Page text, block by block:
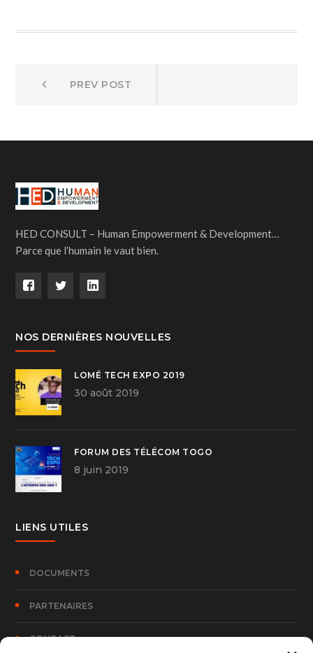
Navigation
l’article
PREV POST
HED CONSULT – Human Empowerment & Development…
Parce que l’humain le vaut bien.
NOS DERNIÈRES NOUVELLES
LOMÉ TECH EXPO 2019
30 août 2019
FORUM DES TÉLÉCOM TOGO
8 juin 2019
LIENS UTILES
DOCUMENTS
PARTENAIRES
CONTACT